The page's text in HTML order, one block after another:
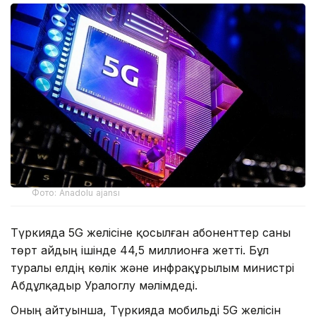
Фото: Anadolu ajansı
Түркияда 5G желісіне қосылған абоненттер саны
төрт айдың ішінде 44,5 миллионға жетті. Бұл
туралы елдің көлік және инфрақұрылым министрі
Абдұлқадыр Уралоглу мәлімдеді.
Оның айтуынша, Түркияда мобильді 5G желісін